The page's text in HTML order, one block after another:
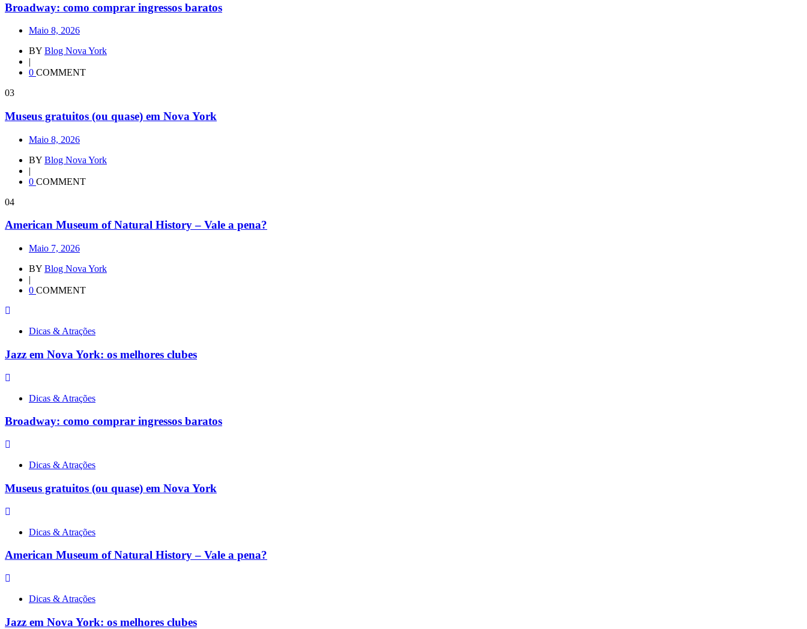
Broadway: como comprar ingressos baratos
Maio 8, 2026
BY Blog Nova York
|
0 COMMENT
03
Museus gratuitos (ou quase) em Nova York
Maio 8, 2026
BY Blog Nova York
|
0 COMMENT
04
American Museum of Natural History – Vale a pena?
Maio 7, 2026
BY Blog Nova York
|
0 COMMENT
Dicas & Atrações
Jazz em Nova York: os melhores clubes
Dicas & Atrações
Broadway: como comprar ingressos baratos
Dicas & Atrações
Museus gratuitos (ou quase) em Nova York
Dicas & Atrações
American Museum of Natural History – Vale a pena?
Dicas & Atrações
Jazz em Nova York: os melhores clubes